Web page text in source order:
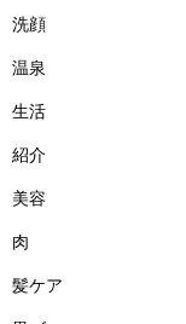
洗顔
温泉
生活
紹介
美容
肉
髪ケア